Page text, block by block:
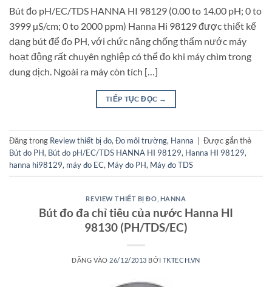
Bút đo pH/EC/TDS HANNA HI 98129 (0.00 to 14.00 pH; 0 to
3999 µS/cm; 0 to 2000 ppm) Hanna Hi 98129 được thiết kế
dạng bút để đo PH, với chức năng chống thấm nước máy
hoạt động rất chuyên nghiệp có thể đo khi máy chìm trong
dung dịch. Ngoài ra máy còn tích […]
TIẾP TỤC ĐỌC →
Đăng trong Review thiết bị đo,Đo môi trường, Hanna
Được gắn thẻ
Bút đo PH, Bút đo pH/EC/TDS HANNA HI 98129, Hanna HI 98129,
hanna hi98129, máy đo EC, Máy đo PH, Máy đo TDS
REVIEW THIẾT BỊ ĐO HANNA
Bút đo đa chỉ tiêu của nước Hanna HI
98130 (PH/TDS/EC)
ĐĂNG VÀO 26/12/2013 BỞI TKTECH.VN